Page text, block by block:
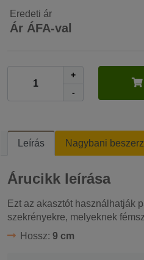
Eredeti ár
Ár ÁFA-val
+
-
Leírás Nagybani
Árucikk leírása
Ezt az akasztót használhatják
szekrényekre, melyeknek
Hossz: 9 cm